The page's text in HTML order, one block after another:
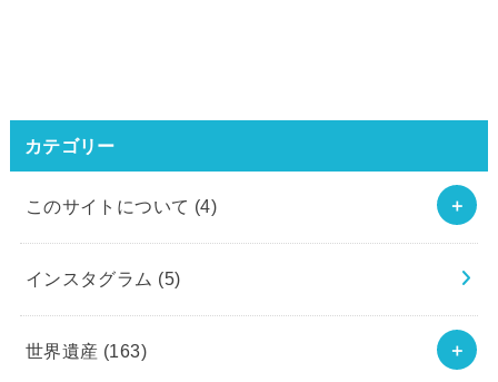
カテゴリー
このサイトについて (4)
インスタグラム (5)
世界遺産 (163)